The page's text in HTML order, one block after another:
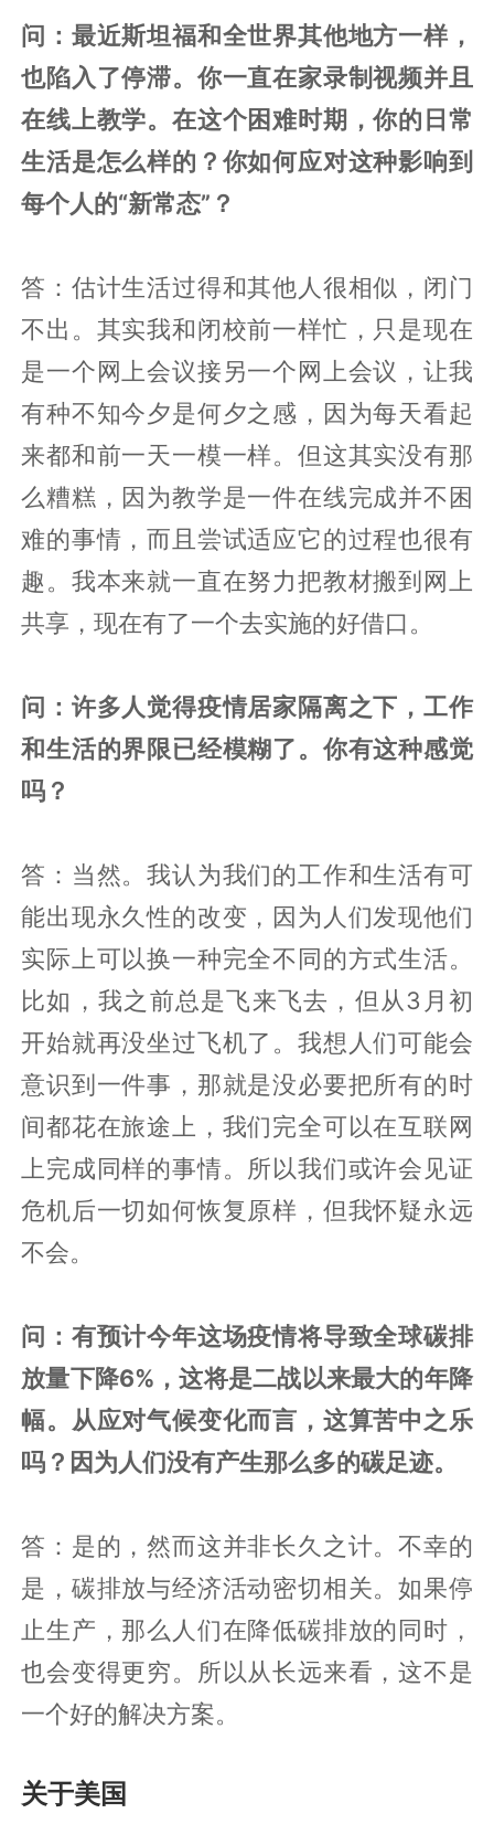
问：最近斯坦福和全世界其他地方一样，
也陷入了停滞。你一直在家录制视频并且
在线上教学。在这个困难时期，你的日常
生活是怎么样的？你如何应对这种影响到
每个人的“新常态”？
答：估计生活过得和其他人很相似，闭门
不出。其实我和闭校前一样忙，只是现在
是一个网上会议接另一个网上会议，让我
有种不知今夕是何夕之感，因为每天看起
来都和前一天一模一样。但这其实没有那
么糟糕，因为教学是一件在线完成并不困
难的事情，而且尝试适应它的过程也很有
趣。我本来就一直在努力把教材搬到网上
共享，现在有了一个去实施的好借口。
问：许多人觉得疫情居家隔离之下，工作
和生活的界限已经模糊了。你有这种感觉
吗？
答：当然。我认为我们的工作和生活有可
能出现永久性的改变，因为人们发现他们
实际上可以换一种完全不同的方式生活。
比如，我之前总是飞来飞去，但从3月初
开始就再没坐过飞机了。我想人们可能会
意识到一件事，那就是没必要把所有的时
间都花在旅途上，我们完全可以在互联网
上完成同样的事情。所以我们或许会见证
危机后一切如何恢复原样，但我怀疑永远
不会。
问：有预计今年这场疫情将导致全球碳排
放量下降6%，这将是二战以来最大的年降
幅。从应对气候变化而言，这算苦中之乐
吗？因为人们没有产生那么多的碳足迹。
答：是的，然而这并非长久之计。不幸的
是，碳排放与经济活动密切相关。如果停
止生产，那么人们在降低碳排放的同时，
也会变得更穷。所以从长远来看，这不是
一个好的解决方案。
关于美国